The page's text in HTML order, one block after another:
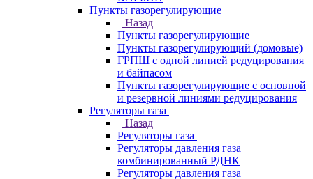
Пункты газорегулирующие
Назад
Пункты газорегулирующие
Пункты газорегулирующий (домовые)
ГРПШ с одной линией редуцирования
и байпасом
Пункты газорегулирующие с основной
и резервной линиями редуцирования
Регуляторы газа
Назад
Регуляторы газа
Регуляторы давления газа
комбинированный РДНК
Регуляторы давления газа